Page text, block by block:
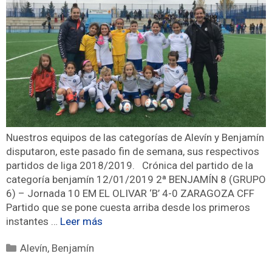
Nuestros equipos de las categorías de Alevín y Benjamín
disputaron, este pasado fin de semana, sus respectivos
partidos de liga 2018/2019. Crónica del partido de la
categoría benjamín 12/01/2019 2ª BENJAMÍN 8 (GRUPO
6) – Jornada 10 EM EL OLIVAR ‘B’ 4-0 ZARAGOZA CFF
Partido que se pone cuesta arriba desde los primeros
instantes … Leer más
Alevín, Benjamín